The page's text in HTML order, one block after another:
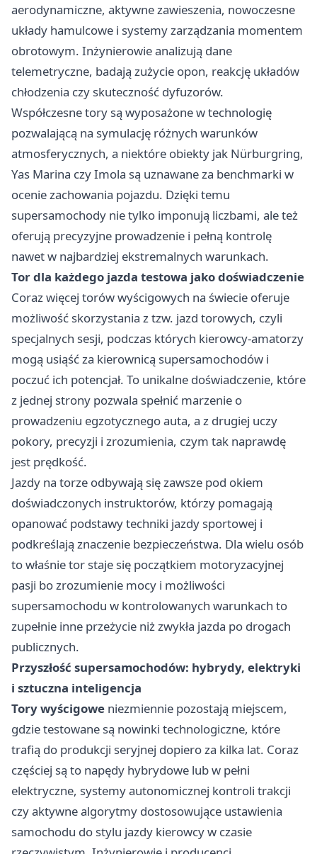
aerodynamiczne, aktywne zawieszenia, nowoczesne
układy hamulcowe i systemy zarządzania momentem
obrotowym. Inżynierowie analizują dane
telemetryczne, badają zużycie opon, reakcję układów
chłodzenia czy skuteczność dyfuzorów.
Współczesne tory są wyposażone w technologię
pozwalającą na symulację różnych warunków
atmosferycznych, a niektóre obiekty jak Nürburgring,
Yas Marina czy Imola są uznawane za benchmarki w
ocenie zachowania pojazdu. Dzięki temu
supersamochody nie tylko imponują liczbami, ale też
oferują precyzyjne prowadzenie i pełną kontrolę
nawet w najbardziej ekstremalnych warunkach.
Tor dla każdego jazda testowa jako doświadczenie
Coraz więcej torów wyścigowych na świecie oferuje
możliwość skorzystania z tzw. jazd torowych, czyli
specjalnych sesji, podczas których kierowcy-amatorzy
mogą usiąść za kierownicą supersamochodów i
poczuć ich potencjał. To unikalne doświadczenie, które
z jednej strony pozwala spełnić marzenie o
prowadzeniu egzotycznego auta, a z drugiej uczy
pokory, precyzji i zrozumienia, czym tak naprawdę
jest prędkość.
Jazdy na torze odbywają się zawsze pod okiem
doświadczonych instruktorów, którzy pomagają
opanować podstawy techniki jazdy sportowej i
podkreślają znaczenie bezpieczeństwa. Dla wielu osób
to właśnie tor staje się początkiem motoryzacyjnej
pasji bo zrozumienie mocy i możliwości
supersamochodu w kontrolowanych warunkach to
zupełnie inne przeżycie niż zwykła jazda po drogach
publicznych.
Przyszłość supersamochodów: hybrydy, elektryki
i sztuczna inteligencja
Tory wyścigowe niezmiennie pozostają miejscem,
gdzie testowane są nowinki technologiczne, które
trafią do produkcji seryjnej dopiero za kilka lat. Coraz
częściej są to napędy hybrydowe lub w pełni
elektryczne, systemy autonomicznej kontroli trakcji
czy aktywne algorytmy dostosowujące ustawienia
samochodu do stylu jazdy kierowcy w czasie